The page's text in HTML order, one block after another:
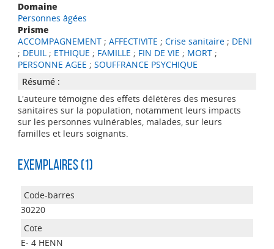
Domaine
Personnes âgées
Prisme
ACCOMPAGNEMENT; AFFECTIVITE ; Crise sanitaire; DENI
; DEUIL; ETHIQUE ; FAMILLE ; FIN DE VIE ; MORT;
PERSONNE AGEE ; SOUFFRANCE PSYCHIQUE
Résumé :
L'auteure témoigne des effets délétères des mesures
sanitaires sur la population, notamment leurs impacts
sur les personnes vulnérables, malades, sur leurs
familles et leurs soignants.
Exemplaires (1)
30220
E- 4 HENN